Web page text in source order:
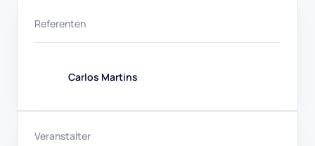
Referenten
Carlos Martins
Veranstalter